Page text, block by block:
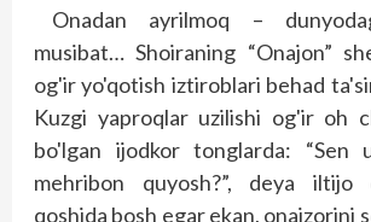
Onadan ayrilmoq –
musibat… Shoiraning “Onajon”
og'ir yo'qotish izti­roblari behad
Kuzgi yaproqlar uzilishi og'ir oh
bo'lgan ijodkor tonglarda: “Sen
mehribon quyosh?”, deya iltijo
qoshida bosh egar ekan, onaizorini